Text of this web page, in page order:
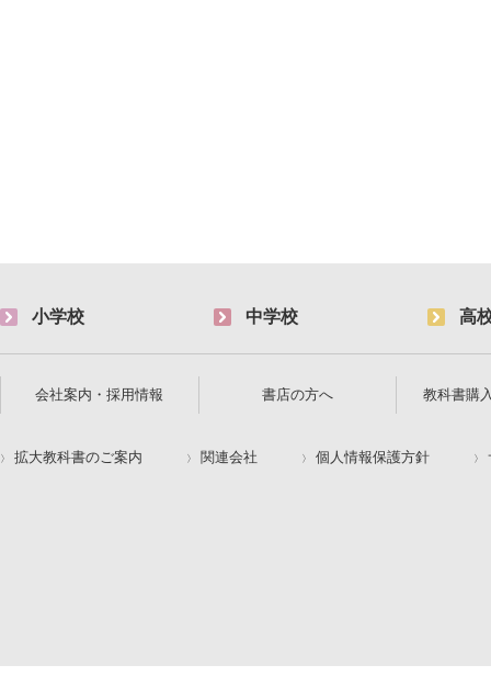
小学校 中学校 高
会社案内・採用情報 書店の方へ 教科書購
拡大教科書のご案内 関連会社 個人情報保護方針